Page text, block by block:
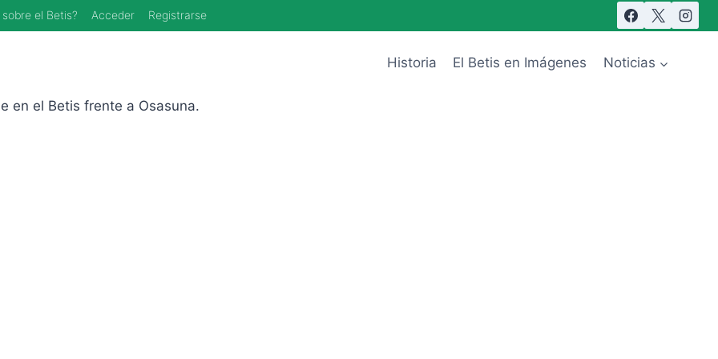
el Betis? Acceder Registrarse
Historia El Betis en Imágenes Noticias